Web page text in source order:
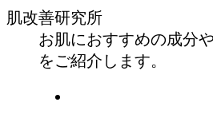
肌改善研究所
お肌におすすめの成分
をご紹介します。